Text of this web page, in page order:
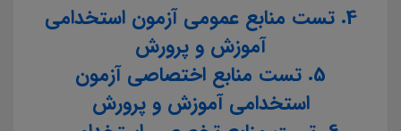
4. تست منابع عمومی آزمون استخدامی
آموزش و پرورش
5. تست منابع اختصاصی آزمون
استخدامی آموزش و پرورش